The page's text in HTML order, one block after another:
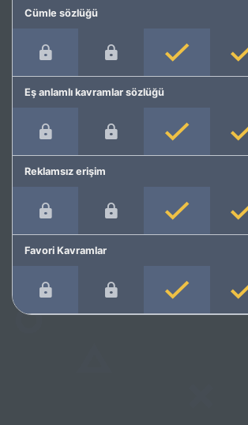
Cümle sözlüğü
Eş anlamlı kavramlar sözlüğü
Reklamsız erişim
Favori Kavramlar